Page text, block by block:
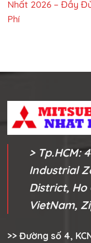
Nhất 2026 – Đầy
Phí
> Tp.HCM:
Industrial
District, Ho
VietNam,
>> Đường số 4,